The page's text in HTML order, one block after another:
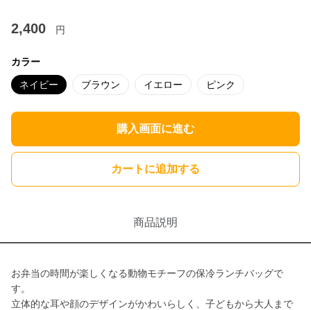
2,400 円
カラー
ネイビー ブラウン イエロー ピンク
購入画面に進む
カートに追加する
商品説明
お弁当の時間が楽しくなる動物モチーフの保冷ランチバッグで
す。
立体的な耳や顔のデザインがかわいらしく、子どもから大人まで